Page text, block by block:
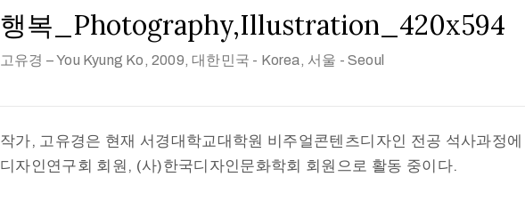
행복_Photography,Illustration_420x594
고유경 – You Kyung Ko , 2009, 대한민국 - Korea, 서울 - Seoul
작가, 고유경은 현재 서경대학교대학원 비주얼콘텐츠디자인 전공 석사과정
디자인연구회 회원, (사)한국디자인문화학회 회원으로 활동 중이다.